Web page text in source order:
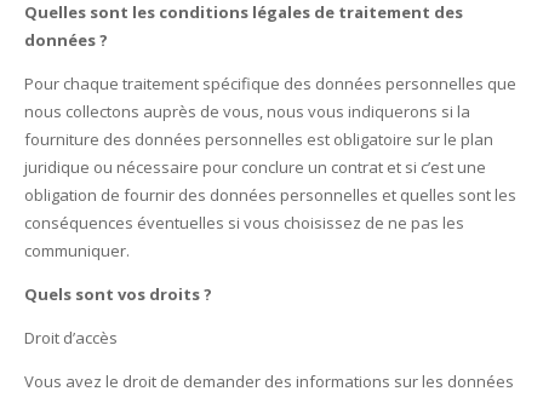
Quelles sont les conditions légales de traitement des
données ?
Pour chaque traitement spécifique des données personnelles que
nous collectons auprès de vous, nous vous indiquerons si la
fourniture des données personnelles est obligatoire sur le plan
juridique ou nécessaire pour conclure un contrat et si c’est une
obligation de fournir des données personnelles et quelles sont les
conséquences éventuelles si vous choisissez de ne pas les
communiquer.
Quels sont vos droits ?
Droit d’accès
Vous avez le droit de demander des informations sur les données